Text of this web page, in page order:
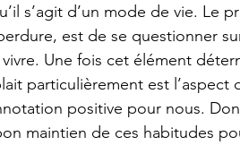
s’agit d’un mode de vie. Le
est de se questionner
Une fois cet élément
particulièrement est
positive pour nous.
maintien de ces habitudes